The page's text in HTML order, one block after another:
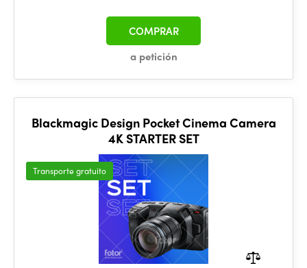
a petición
COMPRAR
Blackmagic Design Pocket Cinema Camera
4K STARTER SET
Transporte gratuito